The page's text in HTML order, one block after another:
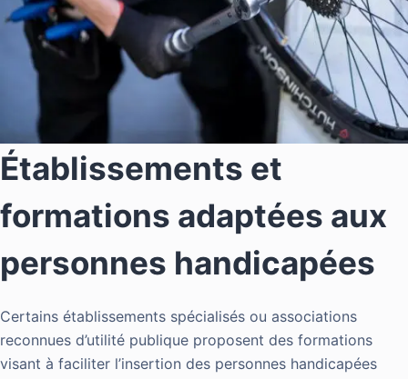
Établissements et
formations adaptées aux
personnes handicapées
Certains établissements spécialisés ou associations
reconnues d’utilité publique proposent des formations
visant à faciliter l’insertion des personnes handicapées